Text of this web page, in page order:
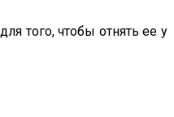
того, чтобы отнять ее у